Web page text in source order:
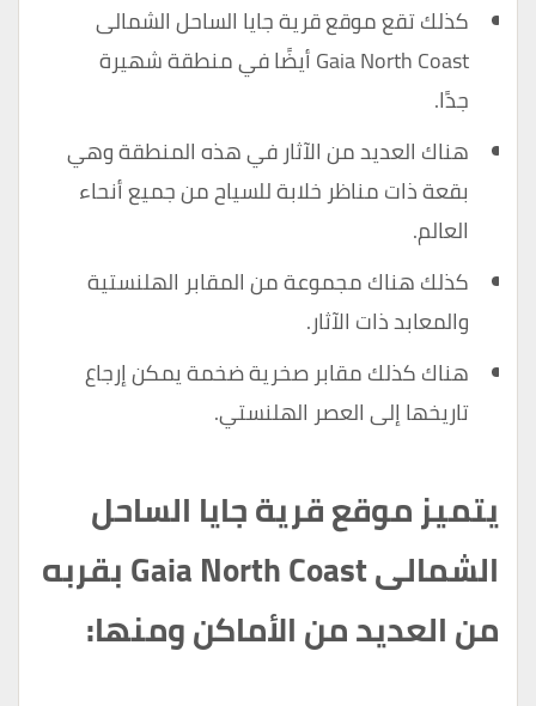
كذلك تقع موقع قرية جايا الساحل الشمالى
Gaia North Coast أيضًا في منطقة شهيرة
جدًا.
هناك العديد من الآثار في هذه المنطقة وهي
بقعة ذات مناظر خلابة للسياح من جميع أنحاء
العالم.
كذلك هناك مجموعة من المقابر الهلنستية
والمعابد ذات الآثار.
هناك كذلك مقابر صخرية ضخمة يمكن إرجاع
تاريخها إلى العصر الهلنستي.
يتميز موقع قرية جايا الساحل
الشمالى Gaia North Coast بقربه
من العديد من الأماكن ومنها: